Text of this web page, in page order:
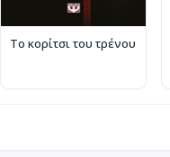
Το κορίτσι του τρένου